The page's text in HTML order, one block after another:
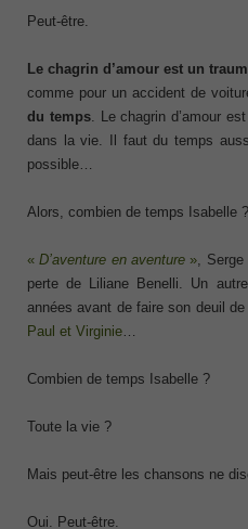
Peut-être.
Le chagrin d’amour est un
comme pour un accident de
du temps. Le chagrin d’amour
dans la vie. Il faut du temps
possible…
Alors, combien de temps Isabelle ?
«D’aventure en aventure », Serge
perte de Liliane Benelli. Un
années avant de faire son deuil
Paul et Virginie…
Combien de temps Isabelle ?
Toute la vie ?
Mais peut-être les chansons ne
Oui. Peut-être.